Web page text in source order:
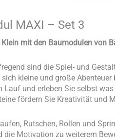
MAXI – Set 3
mit den Baumodulen von
sind die Spiel- und
kleine und große Abenteuer
Lauf und erleben Sie selbst
fördern Sie Kreativität und
Rutschen, Rollen und
die Motivation zu weiterem